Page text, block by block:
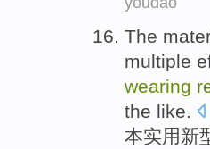
The
multiple
wearing
the like.
本实用新